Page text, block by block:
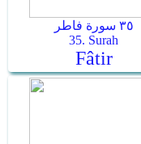
٣٥ سورة فاطر
35. Surah
Fâtir